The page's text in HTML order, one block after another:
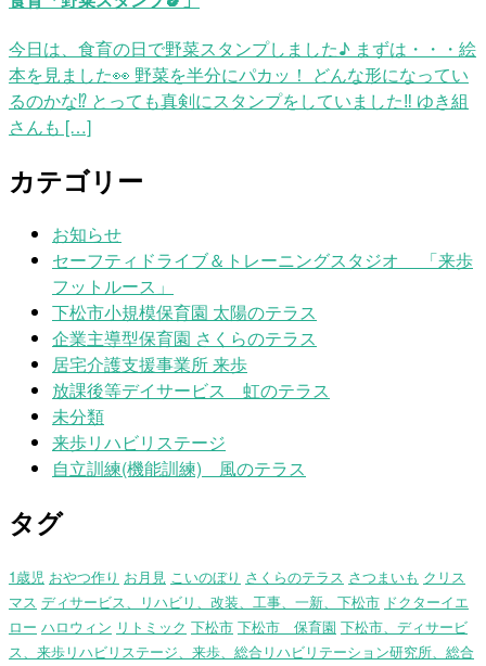
今日は、食育の日で野菜スタンプしました♪ まずは・・・絵
本を見ました👀 野菜を半分にパカッ！ どんな形になってい
るのかな⁉ とっても真剣にスタンプをしていました‼ ゆき組
さんも […]
カテゴリー
お知らせ
セーフティドライブ＆トレーニングスタジオ 「来歩
フットルース」
下松市小規模保育園 太陽のテラス
企業主導型保育園 さくらのテラス
居宅介護支援事業所 来歩
放課後等デイサービス 虹のテラス
未分類
来歩リハビリステージ
自立訓練(機能訓練) 風のテラス
タグ
1歳児 おやつ作り お月見 こいのぼり さくらのテラス さつまいも クリス
マス ディサービス、リハビリ、改装、工事、一新、下松市 ドクターイエ
ロー ハロウィン リトミック 下松市 下松市 保育園 下松市、ディサービ
ス、来歩リハビリステージ、来歩、総合リハビリテーション研究所、総合